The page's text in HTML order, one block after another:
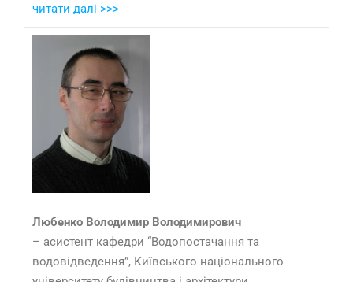
читати далі >>>
Любенко Володимир Володимирович
– асистент кафедри “Водопостачання та
водовідведення”, Київського національного